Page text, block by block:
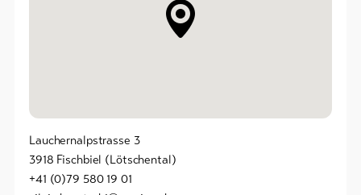
Bons
cadeau
Souvenirs
Lauchernalpstrasse 3
3918 Fischbiel (Lötschental)
+41 (0)79 580 19 01